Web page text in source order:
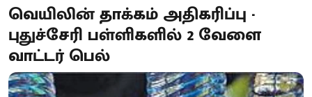
வெயிலின் தாக்கம் அதிகரிப்பு -
புதுச்சேரி பள்ளிகளில் 2 வேளை
வாட்டர் பெல்